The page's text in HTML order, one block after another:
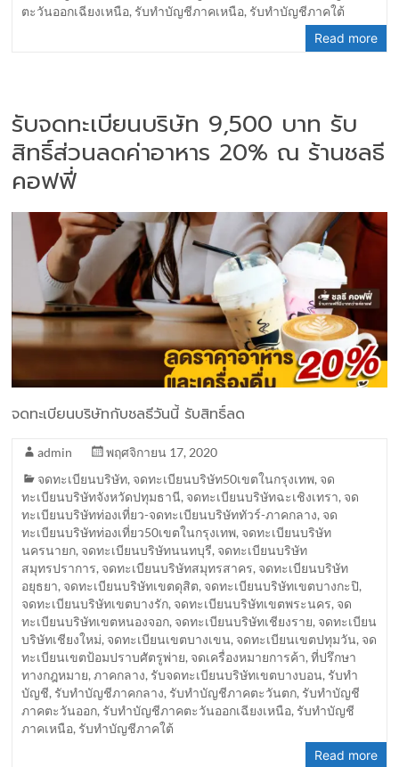
ตะวันออกเฉียงเหนือ, รับทำบัญชีภาคเหนือ, รับทำบัญชีภาคใต้
Read more
รับจดทะเบียนบริษัท 9,500 บาท รับ
สิทธิ์ส่วนลดค่าอาหาร 20% ณ ร้านชลธี
คอฟฟี่
จดทะเบียนบริษัทกับชลธีวันนี้ รับสิทธิ์ลด
admin
พฤศจิกายน 17, 2020
จดทะเบียนบริษัท, จดทะเบียนบริษัท50เขตในกรุงเทพ, จด
ทะเบียนบริษัทจังหวัดปทุมธานี, จดทะเบียนบริษัทฉะเชิงเทรา, จด
ทะเบียนบริษัทท่องเที่ยว-จดทะเบียนบริษัททัวร์-ภาคกลาง, จด
ทะเบียนบริษัทท่องเที่ยว50เขตในกรุงเทพ, จดทะเบียนบริษัท
นครนายก, จดทะเบียนบริษัทนนทบุรี, จดทะเบียนบริษัท
สมุทรปราการ, จดทะเบียนบริษัทสมุทรสาคร, จดทะเบียนบริษัท
อยุธยา, จดทะเบียนบริษัทเขตดุสิต, จดทะเบียนบริษัทเขตบางกะปิ,
จดทะเบียนบริษัทเขตบางรัก, จดทะเบียนบริษัทเขตพระนคร, จด
ทะเบียนบริษัทเขตหนองจอก, จดทะเบียนบริษัทเชียงราย, จดทะเบียน
บริษัทเชียงใหม่, จดทะเบียนเขตบางเขน, จดทะเบียนเขตปทุมวัน, จด
ทะเบียนเขตป้อมปราบศัตรูพ่าย, จดเครื่องหมายการค้า,ที่ปรึกษา
ทางกฎหมาย,ภาคกลาง, รับจดทะเบียนบริษัทเขตบางบอน, รับทำ
บัญชี, รับทำบัญชีภาคกลาง, รับทำบัญชีภาคตะวันตก, รับทำบัญชี
ภาคตะวันออก, รับทำบัญชีภาคตะวันออกเฉียงเหนือ, รับทำบัญชี
ภาคเหนือ, รับทำบัญชีภาคใต้
Read more